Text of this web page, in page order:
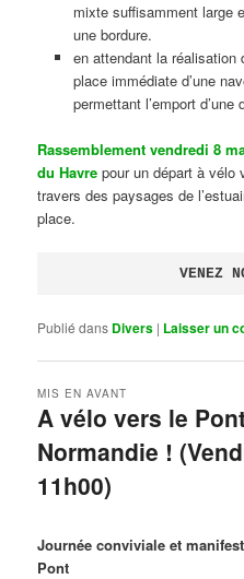
mixte suffisamment large
une bordure.
en attendant la
place immédiate d’une
permettant l’emport
Rassemblement vendredi 8
du Havre pour un départ à vélo
travers des paysages de
place.
VENEZ
Publié dans Divers | Laisser un
A vélo vers le
Normandie !
11h00)
MIS EN AVANT
Journée conviviale et
Pont